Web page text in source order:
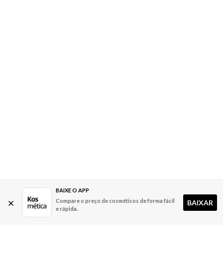
BAIXE O APP
Compare o preço de cosméticos de forma fácil
e rápida.
BAIXAR